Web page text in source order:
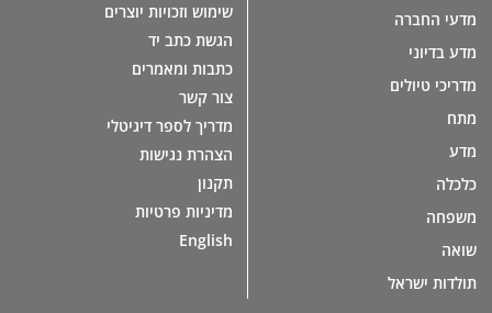
מדעי החברה
מדע בדיוני
מדריכי טיולים
מתח
מדע
כלכלה
משפחה
שואה
תולדות ישראל
שימוש וזכויות יוצרים
הגשת כתב יד
כתבות ומאמרים
צור קשר
מדריך לספר דיגיטלי
הצהרת נגישות
תקנון
מדיניות פרטיות
English